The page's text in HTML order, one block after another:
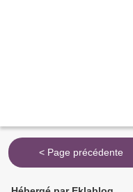
< Page précédente